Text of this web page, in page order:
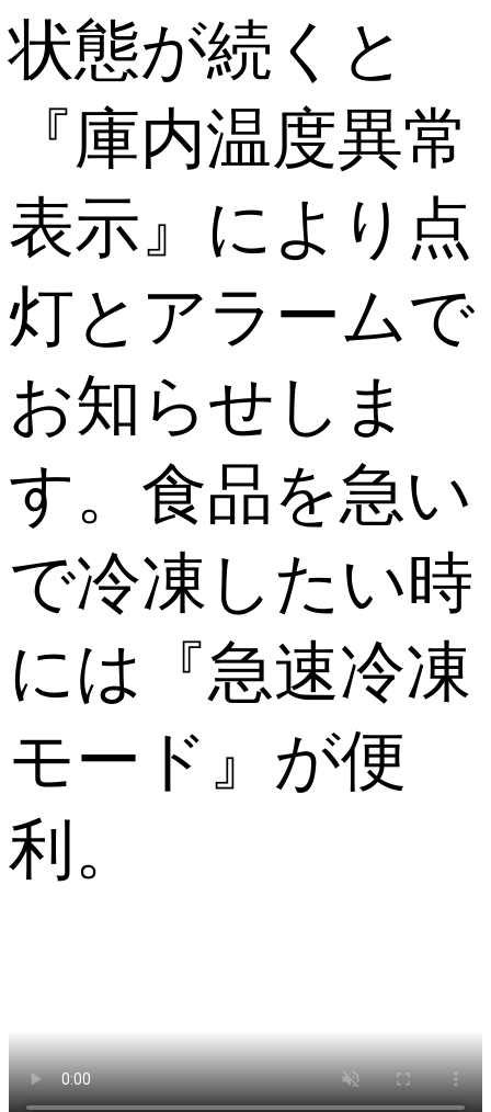
状態が続くと
『庫内温度異常
表示』により点
灯とアラームで
お知らせしま
す。食品を急い
で冷凍したい時
には『急速冷凍
モード』が便
利。